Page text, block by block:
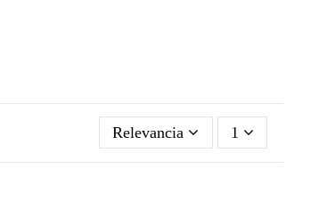
Relevancia 1